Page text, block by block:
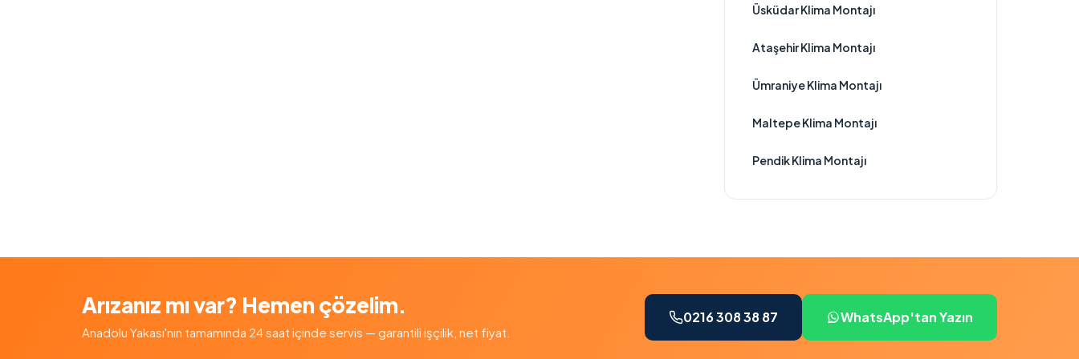
Üsküdar Klima Montajı
Ataşehir Klima Montajı
Ümraniye Klima Montajı
Maltepe Klima Montajı
Pendik Klima Montajı
Arızanız mı var? Hemen çözelim.
Anadolu Yakası'nın tamamında 24 saat içinde servis — garantili işçilik, net fiyat.
0216 308 38 87 WhatsApp'tan Yazın